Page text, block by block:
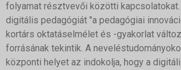
folyamat résztvevői közötti
digitális pedagógiát "a pedagógiai
kortárs oktatáselmélet és -gyakorlat
forrásának tekintik. A
központi helyet az indokolja, hogy a